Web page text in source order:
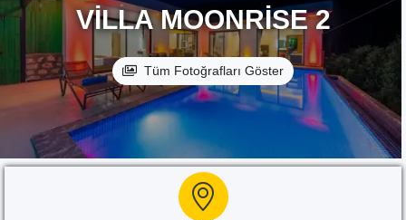
VILLA MOONRISE 2
Tüm Fotoğrafları Göster